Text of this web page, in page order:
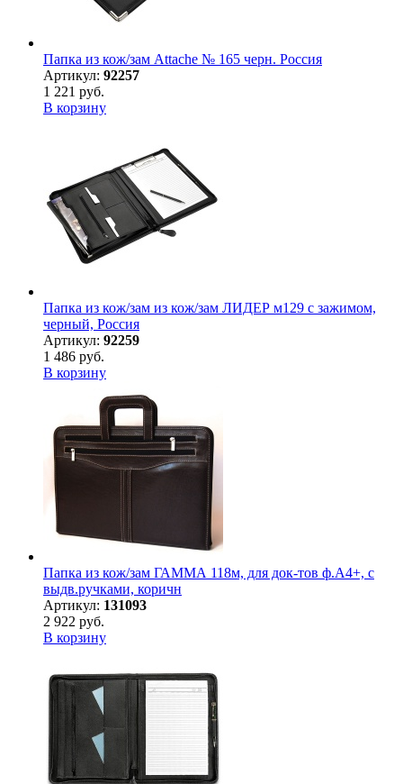
Папка из кож/зам Attache № 165 черн. Россия
Артикул: 92257
1 221 руб.
В корзину
Папка из кож/зам из кож/зам ЛИДЕР м129 с зажимом,
черный, Россия
Артикул: 92259
1 486 руб.
В корзину
Папка из кож/зам ГАММА 118м, для док-тов ф.А4+, с
выдв.ручками, коричн
Артикул: 131093
2 922 руб.
В корзину